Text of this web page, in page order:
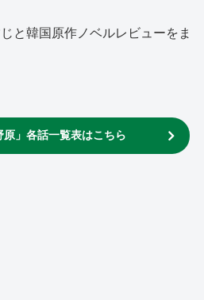
と韓国原作ノベルレビューをま
原」各話一覧表はこちら